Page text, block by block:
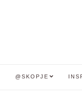
@SKOPJE